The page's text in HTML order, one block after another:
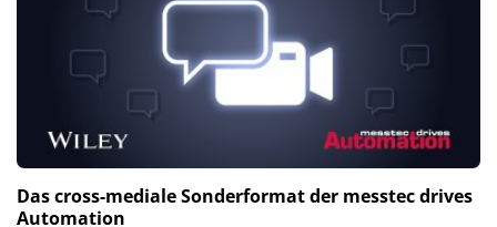
Das cross-mediale Sonderformat der messtec drives
Automation